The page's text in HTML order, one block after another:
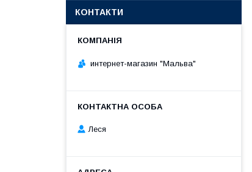
КОНТАКТИ
интернет-магазин "Мальва"
Леся